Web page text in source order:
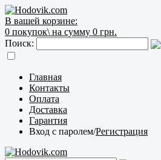
В вашей корзине:
0 покупок\ на сумму 0 грн.
Поиск:
Главная
Контакты
Оплата
Доставка
Гарантия
Вход с паролем/Регистрация